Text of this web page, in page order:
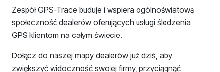
Zespół GPS-Trace buduje i wspiera ogólnoświatową
społeczność dealerów oferujących usługi śledzenia
GPS klientom na całym świecie.
Dołącz do naszej mapy dealerów już dziś, aby
zwiększyć widoczność swojej firmy, przyciągnąć